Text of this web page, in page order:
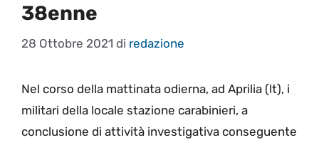
38enne
28 Ottobre 2021 di redazione
Nel corso della mattinata odierna, ad Aprilia (lt), i
militari della locale stazione carabinieri, a
conclusione di attività investigativa conseguente